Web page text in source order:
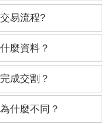
易流程?
麼資料？
成交割？
什麼不同？